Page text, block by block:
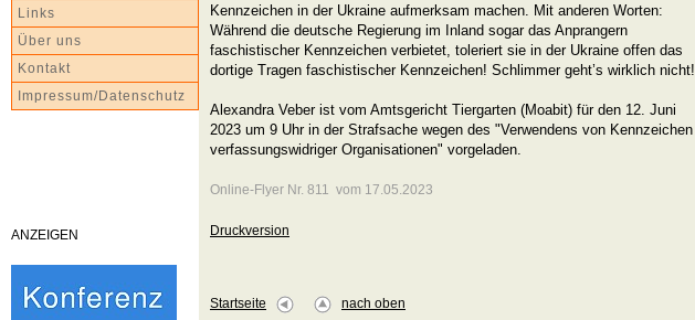
Links
Über uns
Kontakt
Impressum/Datenschutz
ANZEIGEN
Kennzeichen in der Ukraine aufmerksam machen. Mit anderen Worten:
Während die deutsche Regierung im Inland sogar das Anprangern
faschistischer Kennzeichen verbietet, toleriert sie in der Ukraine offen das
dortige Tragen faschistischer Kennzeichen! Schlimmer geht’s wirklich nicht!
Alexandra Veber ist vom Amtsgericht Tiergarten (Moabit) für den 12. Juni
2023 um 9 Uhr in der Strafsache wegen des "Verwendens von Kennzeichen
verfassungswidriger Organisationen" vorgeladen.
Online-Flyer Nr. 811 vom 17.05.2023
Druckversion
Startseite nach oben